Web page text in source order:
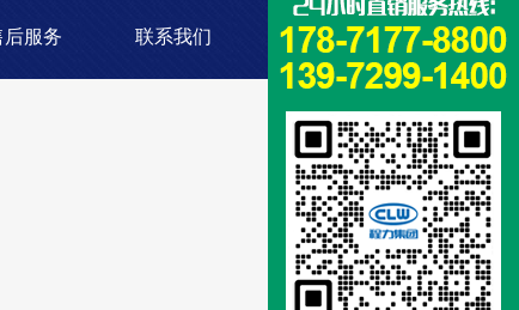
后服务 联系我们